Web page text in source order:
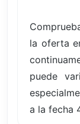
la oferta
puede
a la fecha